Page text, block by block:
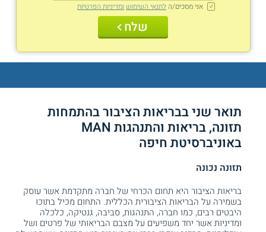
אני מסכים/ה לתנאי השימוש ומדיניות הפרטיות
שלח
תואר שני בבריאות הציבור בהתמחות
תזונה, בריאות והתנהגות MAN
באוניברסיטת חיפה
תזונה נכונה
בריאות הציבור היא תחום הכרחי של חברה מתקדמת אשר עוסק
בשמירה על הבריאות הציבורית הכללית. התחום מכיל בתוכו
היבטים רבים, כמו חברה, התנהגות, סביבה, גנטיקה, כלכלה
ומדיניות אשר יחד משפיעים על מצבם הבריאותי של פרטים ושל